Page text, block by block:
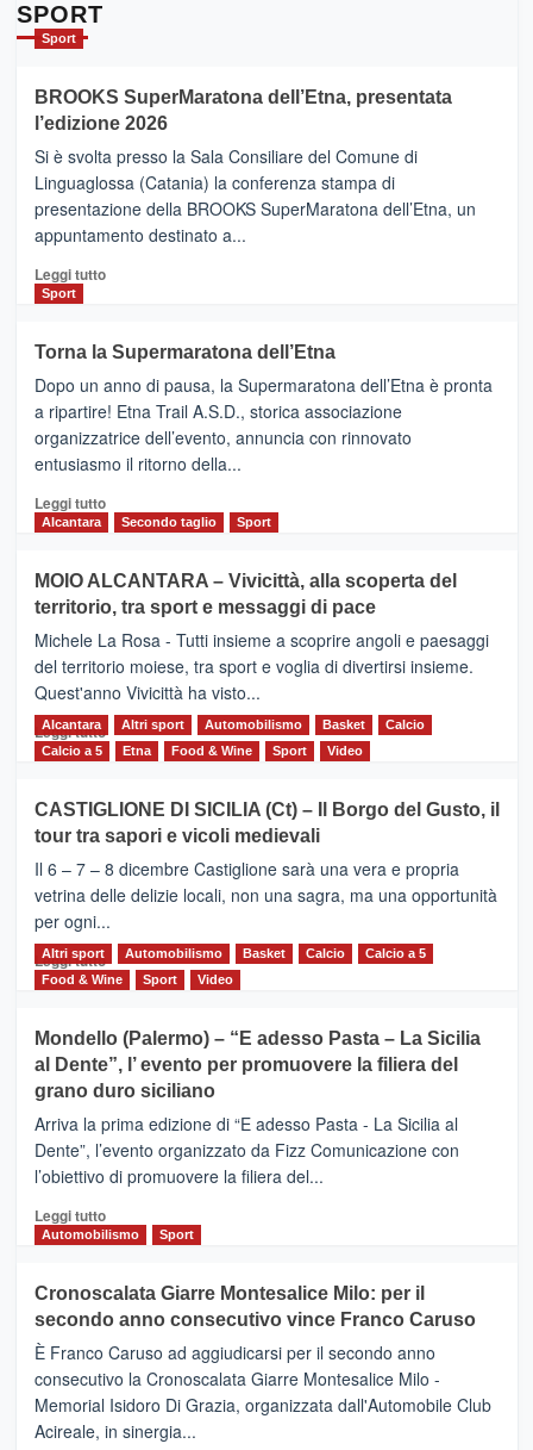
con
la
Al
via
i
collegamenti
SPORT
Sport
BROOKS SuperMaratona dell’Etna, presentata
l’edizione 2026
Si è svolta presso la Sala Consiliare del Comune di
Linguaglossa (Catania) la conferenza stampa di
presentazione della BROOKS SuperMaratona dell’Etna, un
appuntamento destinato a...
Leggi tuttoLeggi
BROOKS
SuperMaratona
dell’Etna,
presentata
l’edizione
2026
Sport
Torna la Supermaratona dell’Etna
Dopo un anno di pausa, la Supermaratona dell’Etna è pronta
a ripartire! Etna Trail A.S.D., storica associazione
organizzatrice dell’evento, annuncia con rinnovato
entusiasmo il ritorno della...
Leggi tuttoLeggi
Torna
la
Supermaratona
dell’Etna
Alcantara Secondo taglio Sport
MOIO ALCANTARA – Vivicittà, alla scoperta del
territorio, tra sport e messaggi di pace
Michele La Rosa - Tutti insieme a scoprire angoli e paesaggi
del territorio moiese, tra sport e voglia di divertirsi insieme.
Quest'anno Vivicittà ha visto...
Leggi tutto Leggi
MOIO
ALCANTARA
–
Vivicittà,
alla
scoperta
del
territorio,
e
messaggi
di
Alcantara Altri sport Automobilismo Basket
Calcio
Calcio a 5
Etna Food & Wine Sport Video
CASTIGLIONE DI SICILIA (Ct) – Il Borgo del Gusto, il
tour tra sapori e vicoli medievali
Il 6 – 7 – 8 dicembre Castiglione sarà una vera e propria
vetrina delle delizie locali, non una sagra, ma una opportunità
per ogni...
Leggi tuttoLeggi
di
CASTIGLIONE
DI
SICILIA
(Ct)
–
Il
Borgo
Gusto,
il
tra
sapori
vicoli
medievali
Altri sport Automobilismo Basket Calcio
Calcio a 5
Food & Wine
Sport Video
Mondello (Palermo) – “E adesso Pasta – La Sicilia
al Dente”, l’ evento per promuovere la filiera del
grano duro siciliano
Arriva la prima edizione di “E adesso Pasta - La Sicilia al
Dente”, l’evento organizzato da Fizz Comunicazione con
l’obiettivo di promuovere la filiera del...
Leggi tuttoLeggi
di
Mondello
(Palermo)
–
“E
adesso
Pasta
–
Automobilismo Sport
Cronoscalata Giarre Montesalice Milo: per il
secondo anno consecutivo vince Franco Caruso
È Franco Caruso ad aggiudicarsi per il secondo anno
consecutivo la Cronoscalata Giarre Montesalice Milo -
Memorial Isidoro Di Grazia, organizzata dall'Automobile Club
Acireale, in sinergia...